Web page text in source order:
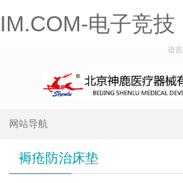
IM.COM-电子竞技
语
网站导航
褥疮防治床垫